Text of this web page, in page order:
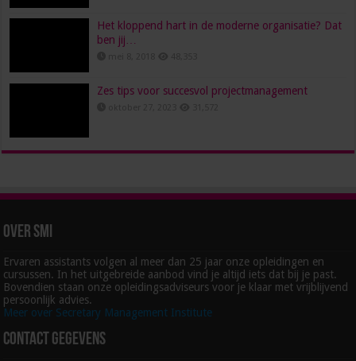
Het kloppend hart in de moderne organisatie? Dat
ben jij…
Zes tips voor succesvol projectmanagement
Over SMI
Ervaren assistants volgen al meer dan 25 jaar onze opleidingen en
cursussen. In het uitgebreide aanbod vind je altijd iets dat bij je past.
Bovendien staan onze opleidingsadviseurs voor je klaar met vrijblijvend
persoonlijk advies.
Meer over Secretary Management Institute
Contact gegevens